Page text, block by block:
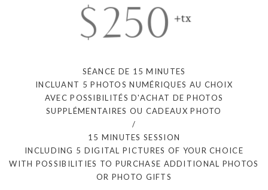
$250 +tx
SÉANCE DE 15 MINUTES
INCLUANT 5 PHOTOS NUMÉRIQUES AU CHOIX
AVEC POSSIBILITÉS D'ACHAT DE PHOTOS
SUPPLÉMENTAIRES OU CADEAUX PHOTO
/
15 MINUTES SESSION
INCLUDING 5 DIGITAL PICTURES OF YOUR CHOICE
WITH POSSIBILITIES TO PURCHASE ADDITIONAL PHOTOS
OR PHOTO GIFTS